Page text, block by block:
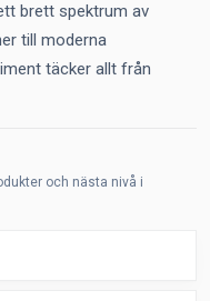
brett spektrum av
till moderna
täcker allt från
och nästa nivå i